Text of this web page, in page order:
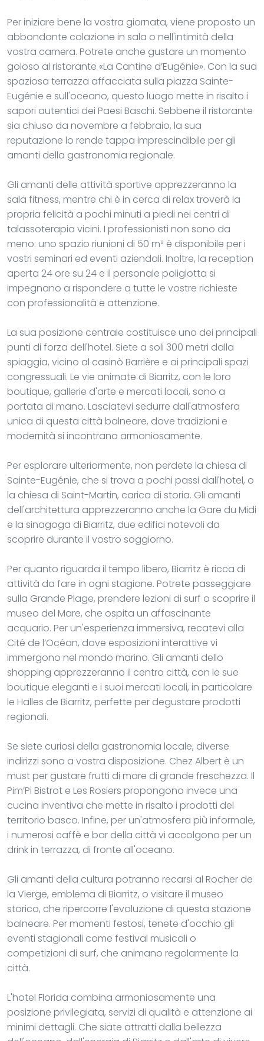
Per iniziare bene la vostra giornata, viene proposto un
abbondante colazione in sala o nell'intimità della
vostra camera. Potrete anche gustare un momento
goloso al ristorante «La Cantine d’Eugénie». Con la sua
spaziosa terrazza affacciata sulla piazza Sainte-
Eugénie e sull'oceano, questo luogo mette in risalto i
sapori autentici dei Paesi Baschi. Sebbene il ristorante
sia chiuso da novembre a febbraio, la sua
reputazione lo rende tappa imprescindibile per gli
amanti della gastronomia regionale.
Gli amanti delle attività sportive apprezzeranno la
sala fitness, mentre chi è in cerca di relax troverà la
propria felicità a pochi minuti a piedi nei centri di
talassoterapia vicini. I professionisti non sono da
meno: uno spazio riunioni di 50 m² è disponibile per i
vostri seminari ed eventi aziendali. Inoltre, la reception
aperta 24 ore su 24 e il personale poliglotta si
impegnano a rispondere a tutte le vostre richieste
con professionalità e attenzione.
La sua posizione centrale costituisce uno dei principali
punti di forza dell'hotel. Siete a soli 300 metri dalla
spiaggia, vicino al casinò Barrière e ai principali spazi
congressuali. Le vie animate di Biarritz, con le loro
boutique, gallerie d'arte e mercati locali, sono a
portata di mano. Lasciatevi sedurre dall'atmosfera
unica di questa città balneare, dove tradizioni e
modernità si incontrano armoniosamente.
Per esplorare ulteriormente, non perdete la chiesa di
Sainte-Eugénie, che si trova a pochi passi dall'hotel, o
la chiesa di Saint-Martin, carica di storia. Gli amanti
dell'architettura apprezzeranno anche la Gare du Midi
e la sinagoga di Biarritz, due edifici notevoli da
scoprire durante il vostro soggiorno.
Per quanto riguarda il tempo libero, Biarritz è ricca di
attività da fare in ogni stagione. Potrete passeggiare
sulla Grande Plage, prendere lezioni di surf o scoprire il
museo del Mare, che ospita un affascinante
acquario. Per un'esperienza immersiva, recatevi alla
Cité de l’Océan, dove esposizioni interattive vi
immergono nel mondo marino. Gli amanti dello
shopping apprezzeranno il centro città, con le sue
boutique eleganti e i suoi mercati locali, in particolare
le Halles de Biarritz, perfette per degustare prodotti
regionali.
Se siete curiosi della gastronomia locale, diverse
indirizzi sono a vostra disposizione. Chez Albert è un
must per gustare frutti di mare di grande freschezza. Il
Pim’Pi Bistrot e Les Rosiers propongono invece una
cucina inventiva che mette in risalto i prodotti del
territorio basco. Infine, per un'atmosfera più informale,
i numerosi caffè e bar della città vi accolgono per un
drink in terrazza, di fronte all'oceano.
Gli amanti della cultura potranno recarsi al Rocher de
la Vierge, emblema di Biarritz, o visitare il museo
storico, che ripercorre l'evoluzione di questa stazione
balneare. Per momenti festosi, tenete d'occhio gli
eventi stagionali come festival musicali o
competizioni di surf, che animano regolarmente la
città.
L'hotel Florida combina armoniosamente una
posizione privilegiata, servizi di qualità e attenzione ai
minimi dettagli. Che siate attratti dalla bellezza